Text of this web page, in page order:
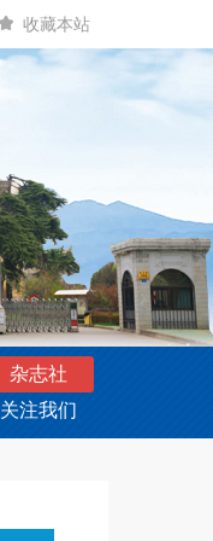
收藏本站
杂志社
关注我们